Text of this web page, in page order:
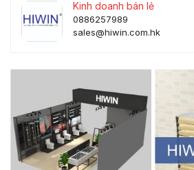
Kinh doanh bán lẻ
0886257989
sales@hiwin.com.hk